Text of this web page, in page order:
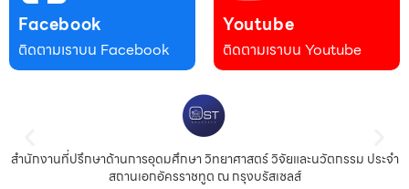
Facebook
ติดตามเราบน Facebook
Youtube
ติดตามเราบน Youtube
สำนักงานที่ปรึกษาด้านการอุดมศึกษา วิทยาศาสตร์ วิจัยและนวัตกรรม ประจำ
สถานเอกอัครราชทูต ณ กรุงบรัสเซลส์